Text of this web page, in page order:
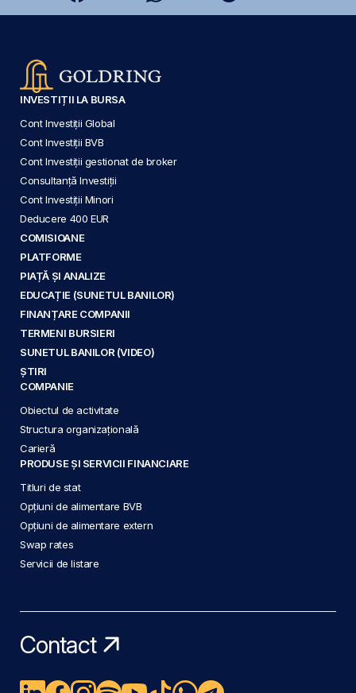
INVESTIȚII LA BURSA
Cont Investiții Global
Cont Investiții BVB
Cont Investiții gestionat de broker
Consultanță Investiții
Cont Investiții Minori
Deducere 400 EUR
COMISIOANE
PLATFORME
PIAȚĂ ȘI ANALIZE
EDUCAȚIE (SUNETUL BANILOR)
FINANȚARE COMPANII
TERMENI BURSIERI
SUNETUL BANILOR (VIDEO)
ȘTIRI
COMPANIE
Obiectul de activitate
Structura organizațională
Carieră
PRODUSE ȘI SERVICII FINANCIARE
Titluri de stat
Opțiuni de alimentare BVB
Opțiuni de alimentare extern
Swap rates
Servicii de listare
Contact